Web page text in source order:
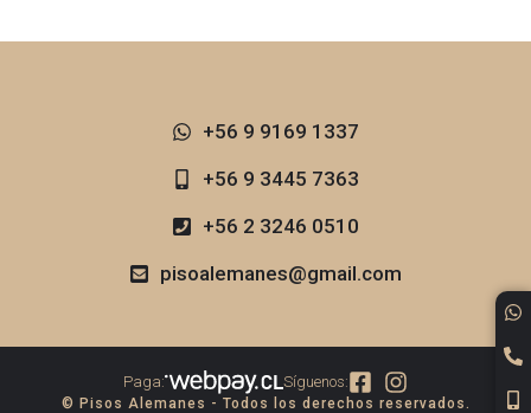
+56 9 9169 1337​
+56 9 3445 7363
+56 2 3246 0510
pisoalemanes@gmail.com
Paga: Síguenos:
© Pisos Alemanes - Todos los derechos reservados.